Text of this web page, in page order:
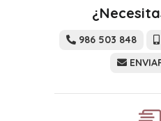
986 503 848